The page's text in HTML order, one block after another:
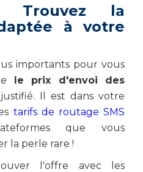
la
à votre
importants pour vous
le prix d'envoi des
Il est dans votre
tarifs de routage SMS
que vous
la perle rare !
l'offre avec les